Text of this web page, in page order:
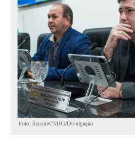
Foto: Secom/CMJG/Divulgação